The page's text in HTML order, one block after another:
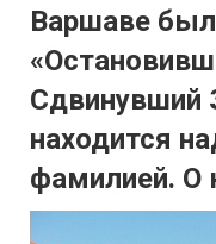
Варшаве
Сдвинувший
находится
фамилией. О